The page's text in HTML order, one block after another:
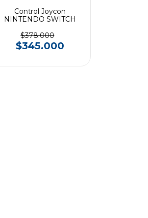
Control Joycon
NINTENDO SWITCH
$378.000
$345.000